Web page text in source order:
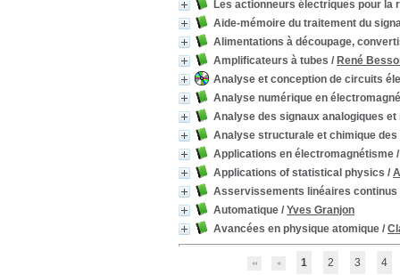
Les actionneurs électriques pour
Aide-mémoire du traitement du
Alimentations à découpage,
Amplificateurs à tubes / René
Analyse et conception de circuits
Analyse numérique en
Analyse des signaux analogiques et
Analyse structurale et chimique
Applications en électromagnétisme
Applications of statistical physics /
Asservissements linéaires continus
Automatique / Yves Granjon
Avancées en physique atomique /
1 2 3 4